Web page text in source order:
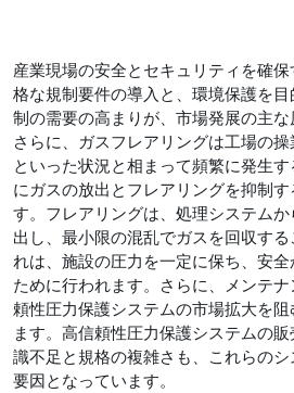
産業現場の安全とセキュリティを確
格な規制要件の導入と、環境保護を
制の需要の高まりが、市場発展の主な
さらに、ガスフレアリングは工場の
といった状況と相まって頻繁に発生
にガスの放出とフレアリングを抑制
す。フレアリングは、処理システム
出し、最小限の混乱でガスを回収す
れは、施設の圧力を一定に保ち、安
ために行われます。さらに、メンテ
頼性圧力保護システムの市場拡大を
ます。高信頼性圧力保護システムの
識不足と規格の複雑さも、これらの
要因となっています。